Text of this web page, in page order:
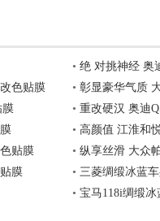
• 绝 对挑神经 奥
色贴膜 • 彰显豪华气质
膜 • 重改硬汉 奥迪
• 高颜值 江淮和
贴膜 • 纵享丝滑 大众
膜 • 三菱绸缎冰蓝
• 宝马118i绸缎